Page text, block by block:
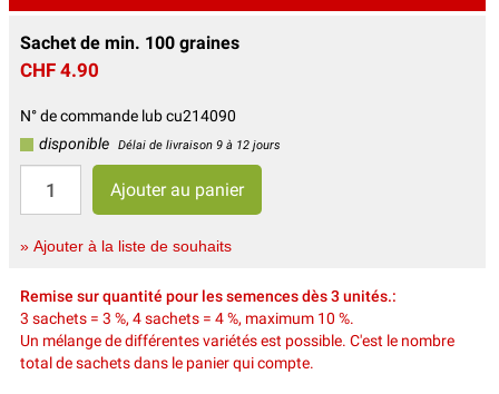
Sachet de min. 100 graines
CHF 4.90
N° de commande lub cu214090
disponible
Délai de livraison 9 à 12 jours
» Ajouter à la liste de souhaits
Remise sur quantité pour les semences dès 3 unités.:
3 sachets = 3 %, 4 sachets = 4 %, maximum 10 %.
Un mélange de différentes variétés est possible. C'est le nombre
total de sachets dans le panier qui compte.